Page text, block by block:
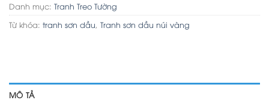
Danh mục: Tranh Treo Tường
Từ khóa: tranh sơn dầu, Tranh sơn dầu núi vàng
MÔ TẢ